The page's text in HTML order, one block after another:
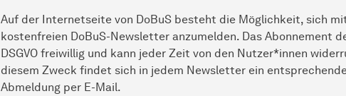
Auf der Internetseite von DoBuS besteht die Möglichkeit, sich
kostenfreien DoBuS-Newsletter anzumelden. Das Abonnement
DSGVO freiwillig und kann jeder Zeit von den Nutzer*innen
diesem Zweck findet sich in jedem Newsletter ein
Abmeldung per E-Mail.